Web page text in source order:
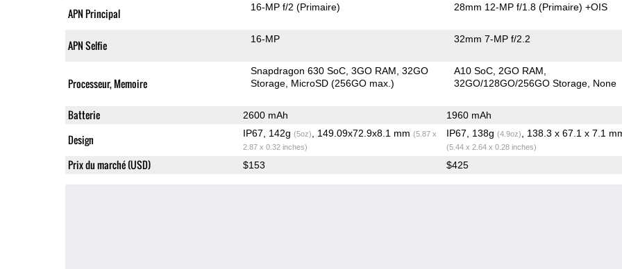
APN Principal 16-MP f/2(Primaire) 28mm 12-MP f/1.8(Primaire) +OIS
APN Selfie 16-MP 32mm 7-MP f/2.2
Processeur, Memoire
Snapdragon 630 SoC 3GO RAM 32GO
Storage MicroSD (256GO max.)
A10 SoC 2GO RAM
32GO/128GO/256GO Storage None
Batterie 2600 mAh 1960 mAh
Design IP67, 142g (5oz) , 149.09x72.9x8.1 mm (5.87 x
2.87 x 0.32 inches)
IP67, 138g (4.9oz) , 138.3 x 67.1 x 7.1
(5.44 x 2.64 x 0.28 inches)
Prix du marché (USD) $153 $425